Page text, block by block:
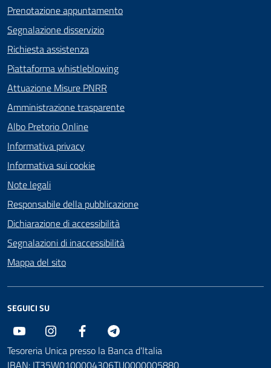
Prenotazione appuntamento
Segnalazione disservizio
Richiesta assistenza
Piattaforma whistleblowing
Attuazione Misure PNRR
Amministrazione trasparente
Albo Pretorio Online
Informativa privacy
Informativa sui cookie
Note legali
Responsabile della pubblicazione
Dichiarazione di accessibilità
Segnalazioni di inaccessibilità
Mappa del sito
SEGUICI SU
Youtube Instagram Facebook
Tesoreria Unica presso la Banca d'Italia
IBAN: IT35W0100004306TU0000005880